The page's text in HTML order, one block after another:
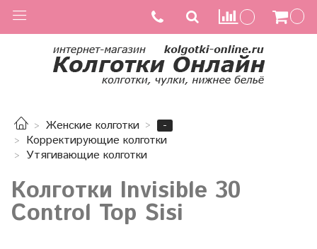
Женские колготки
-
Корректирующие колготки
Утягивающие колготки
Колготки Invisible 30
Control Top Sisi